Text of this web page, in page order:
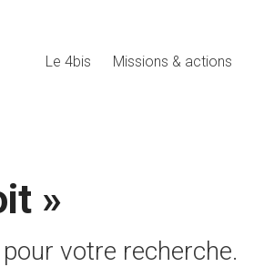
Le 4bis Missions & actions
»
votre recherche.